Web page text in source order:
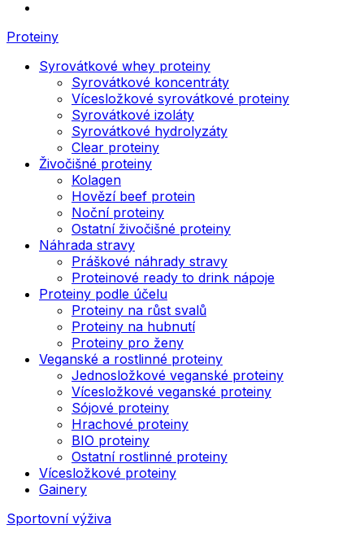
Proteiny
Syrovátkové whey proteiny
Syrovátkové koncentráty
Vícesložkové syrovátkové proteiny
Syrovátkové izoláty
Syrovátkové hydrolyzáty
Clear proteiny
Živočišné proteiny
Kolagen
Hovězí beef protein
Noční proteiny
Ostatní živočišné proteiny
Náhrada stravy
Práškové náhrady stravy
Proteinové ready to drink nápoje
Proteiny podle účelu
Proteiny na růst svalů
Proteiny na hubnutí
Proteiny pro ženy
Veganské a rostlinné proteiny
Jednosložkové veganské proteiny
Vícesložkové veganské proteiny
Sójové proteiny
Hrachové proteiny
BIO proteiny
Ostatní rostlinné proteiny
Vícesložkové proteiny
Gainery
Sportovní výživa